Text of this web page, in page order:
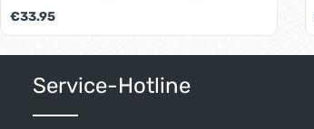
mit dem Loop-Top geeignet. Bei
Verwendung von Blöcken mit Schäkel-Top
wird diese Rolle einfach entfernt.
Regulärer Preis:
€33.95
Service-Hotline